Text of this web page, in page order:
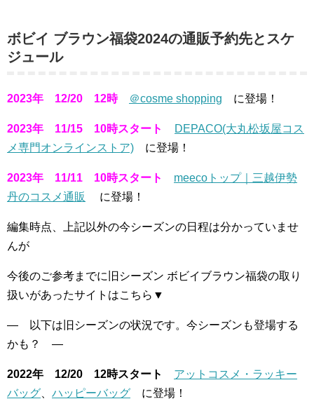
ボビイ ブラウン福袋2024の通販予約先とスケ
ジュール
2023年 12/20 12時 ＠cosme shopping に登場！
2023年 11/15 10時スタート
DEPACO(大丸松坂屋コス
メ専門オンラインストア) に登場！
2023年 11/11 10時スタート
meecoトップ｜三越伊勢
丹のコスメ通販
に登場！
編集時点、上記以外の今シーズンの日程は分かっていませ
んが
今後のご参考までに旧シーズン ボビイブラウン福袋の取り
扱いがあったサイトはこちら▼
— 以下は旧シーズンの状況です。今シーズンも登場する
かも？ —
2022年 12/20 12時スタート
アットコスメ・ラッキー
バッグ
ハッピーバッグ に登場！